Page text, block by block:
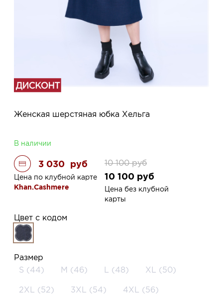
Женская шерстяная юбка Хельга
В наличии
3 030 руб
Цена по клубной карте
Khan.Cashmere
10 100 руб
10 100 руб
Цена без клубной
карты
Цвет с кодом
Размер
S (44)
M (46) L (48) XL (50)
2XL (52) 3XL (54) 4XL (56)